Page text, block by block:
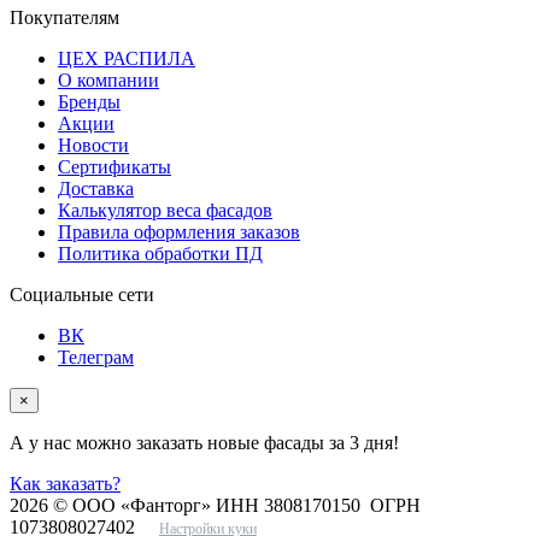
Покупателям
ЦЕХ РАСПИЛА
О компании
Бренды
Акции
Новости
Сертификаты
Доставка
Калькулятор веса фасадов
Правила оформления заказов
Политика обработки ПД
Социальные сети
ВК
Телеграм
×
А у нас можно заказать новые фасады за 3 дня!
Как заказать?
2026 © ООО «Фанторг» ИНН 3808170150 ОГРН
1073808027402
Настройки куки